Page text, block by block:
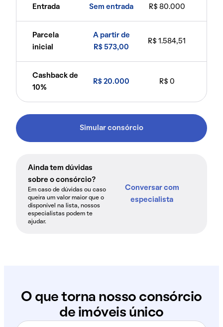
Entrada Sem entrada R$ 80.000
Parcela
inicial
A partir de
R$ 573,00
R$ 1.584,51
Cashback de
10%
R$ 20.000 R$ 0
Simular consórcio
Ainda tem dúvidas
sobre o consórcio?
Em caso de dúvidas ou caso
queira um valor maior que o
disponível na lista, nossos
especialistas podem te
ajudar.
Conversar com
especialista
O que torna nosso consórcio
de imóveis único